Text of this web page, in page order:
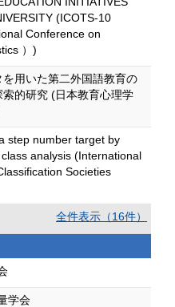
(ICOTS-10
Conference on
）)
を用いた第二外国語教育の
的研究 (日本教育心理学
step number target by
analysis (International
Societies
全件表示（16件）
学会